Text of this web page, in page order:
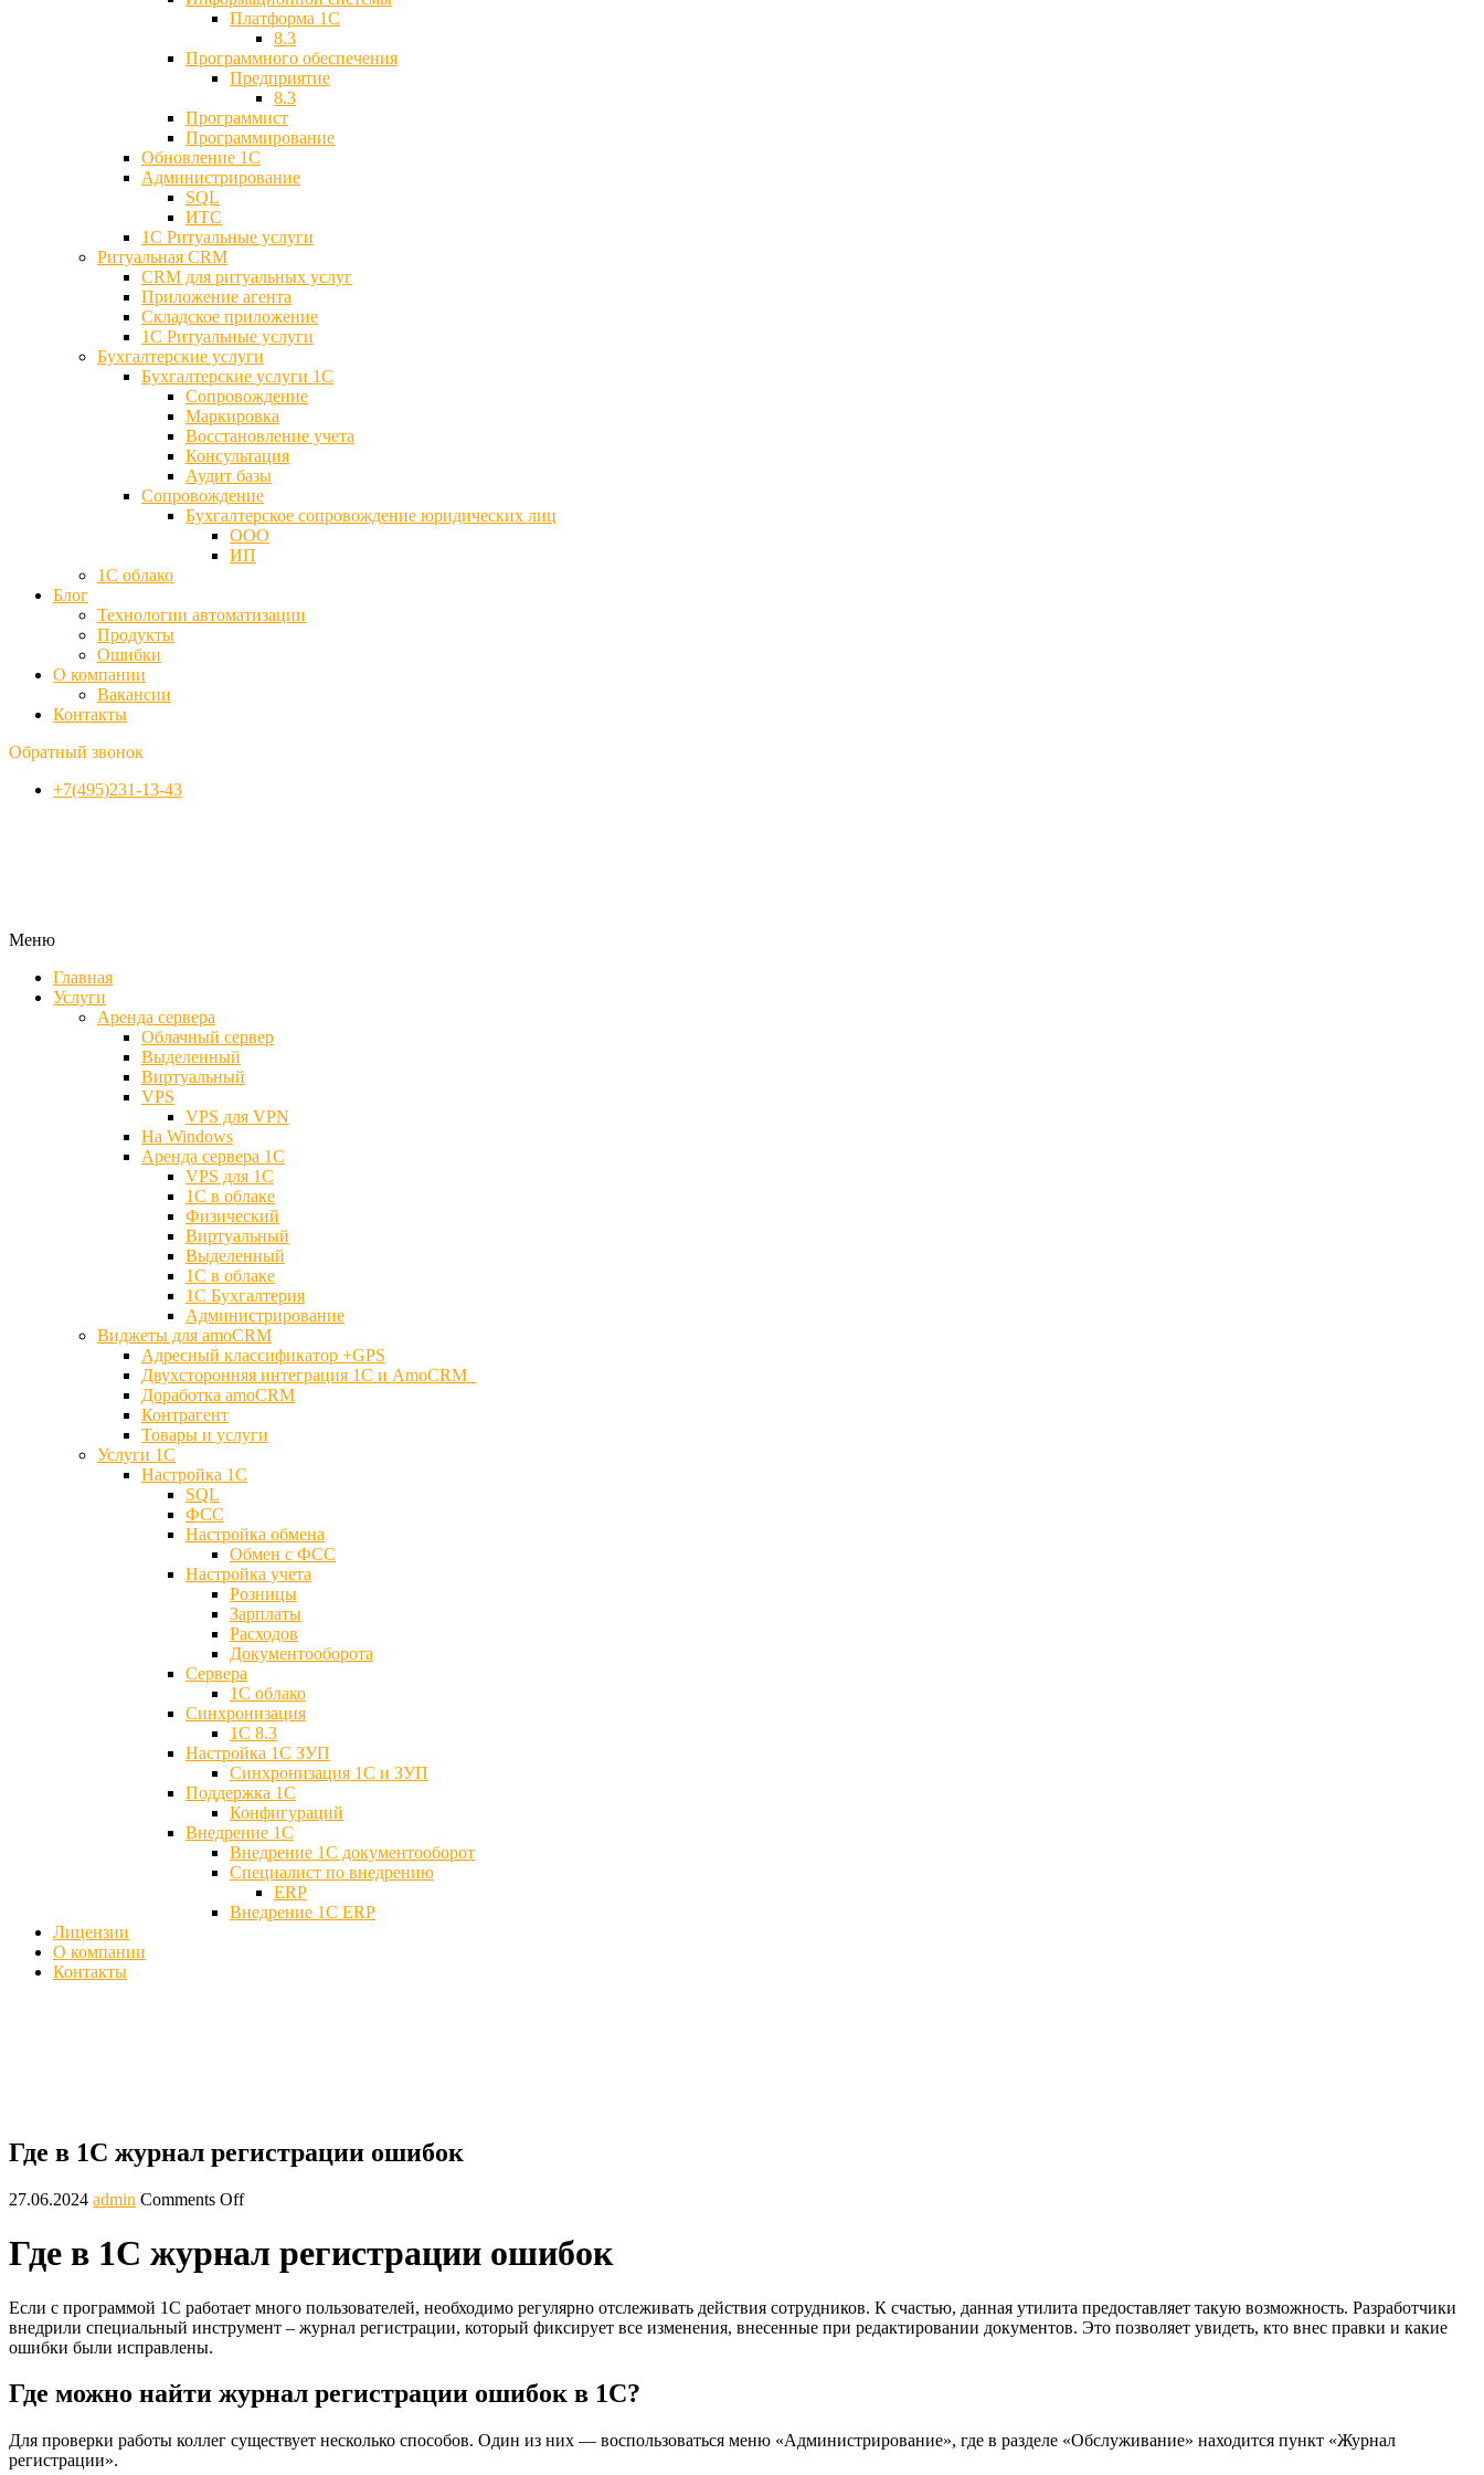
Платформа 1С
8.3
Программного обеспечения
Предприятие
8.3
Программист
Программирование
Обновление 1С
Администрирование
SQL
ИТС
1С Ритуальные услуги
Ритуальная CRM
CRM для ритуальных услуг
Приложение агента
Складское приложение
1С Ритуальные услуги
Бухгалтерские услуги
Бухгалтерские услуги 1С
Сопровождение
Маркировка
Восстановление учета
Консультация
Аудит базы
Cопровождение
Бухгалтерское сопровождение юридических лиц
ООО
ИП
1С облако
Блог
Технологии автоматизации
Продукты
Ошибки
О компании
Вакансии
Контакты
Обратный звонок
+7(495)231-13-43
Меню
Главная
Услуги
Аренда сервера
Облачный сервер
Выделенный
Виртуальный
VPS
VPS для VPN
На Windows
Аренда сервера 1С
VPS для 1С
1С в облаке
Физический
Виртуальный
Выделенный
1С в облаке
1С Бухгалтерия
Администрирование
Виджеты для amoCRM
Адресный классификатор +GPS
Двухсторонняя интеграция 1С и AmoCRM
Доработка amoCRM
Контрагент
Товары и услуги
Услуги 1С
Настройка 1С
SQL
ФСС
Настройка обмена
Обмен с ФСС
Настройка учета
Розницы
Зарплаты
Расходов
Документооборота
Сервера
1С облако
Синхронизация
1С 8.3
Настройка 1С ЗУП
Синхронизация 1С и ЗУП
Поддержка 1С
Конфигураций
Внедрение 1С
Внедрение 1С документооборот
Специалист по внедрению
ERP
Внедрение 1С ERP
Лицензии
О компании
Контакты
Где в 1С журнал регистрации ошибок
27.06.2024 admin Comments Off
Где в 1С журнал регистрации ошибок
Если с программой 1С работает много пользователей, необходимо регулярно отслеживать действия сотрудников. К счастью, данная утилита предоставляет такую возможность. Разработчики
внедрили специальный инструмент – журнал регистрации, который фиксирует все изменения, внесенные при редактировании документов. Это позволяет увидеть, кто внес правки и какие
ошибки были исправлены.
Где можно найти журнал регистрации ошибок в 1С?
Для проверки работы коллег существует несколько способов. Один из них — воспользоваться меню «Администрирование», где в разделе «Обслуживание» находится пункт «Журнал
регистрации».